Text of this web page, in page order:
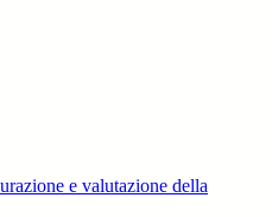
e valutazione della